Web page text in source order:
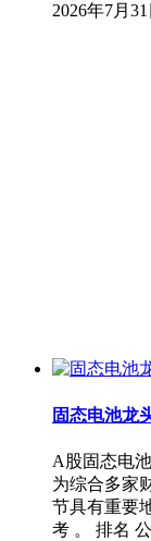
2026年7月31
固态电池龙
A股固态电
为综合多家
节具有重要
考 。 排名